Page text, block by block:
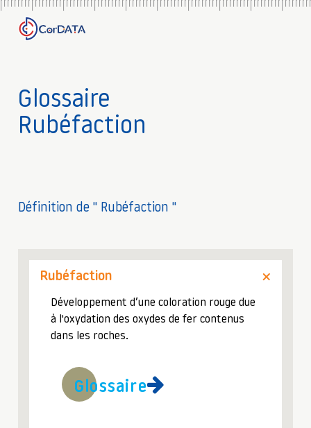
Glossaire
Rubéfaction
Définition de " Rubéfaction "
Rubéfaction
Développement d’une coloration rouge due
à l'oxydation des oxydes de fer contenus
dans les roches.
Glossaire